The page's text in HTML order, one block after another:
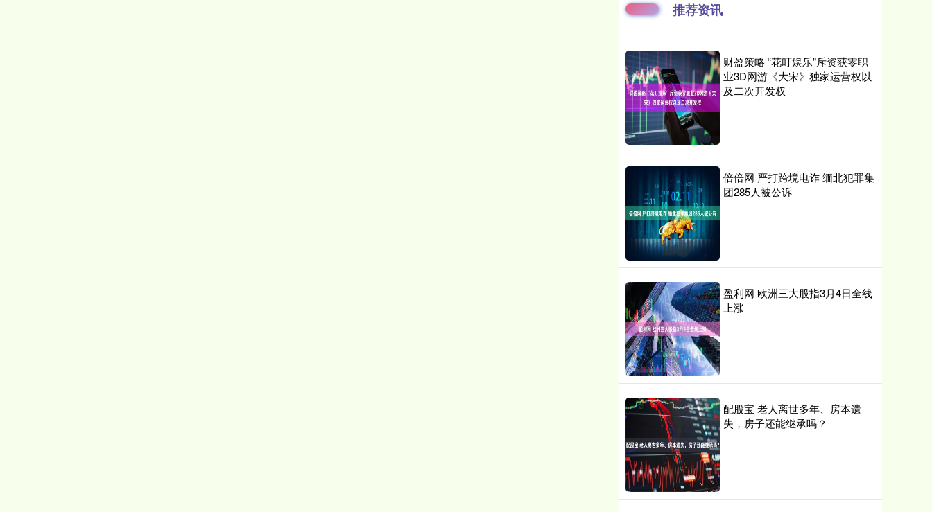
推荐资讯
财盈策略 “花叮娱乐”斥资获零职
业3D网游《大宋》独家运营权以
及二次开发权
倍倍网 严打跨境电诈 缅北犯罪集
团285人被公诉
盈利网 欧洲三大股指3月4日全线
上涨
配股宝 老人离世多年、房本遗
失，房子还能继承吗？